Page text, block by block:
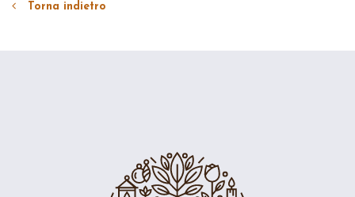
Torna indietro